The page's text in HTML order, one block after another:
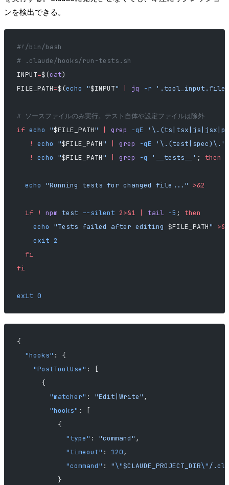
ンを検出できる。
#!/bin/bash
# .claude/hooks/run-tests.sh
INPUT=$(cat)
FILE_PATH=$(echo "$INPUT" jq -r
# ソースファイルのみ実行。テスト自体や設定ファイルは除外
if echo "$FILE_PATH" grep -qE
   !
echo "$FILE_PATH" grep -qE '\.(test|spec)\.'
   !
echo "$FILE_PATH" grep -q '__tests__' ; then
  echo
"Running tests for changed file..." >&2
  if
! npm test --silent 2>&1 tail -5 ; then
    echo
"Tests failed after editing $FILE_PATH"
>&2
    exit
2
  fi
fi
exit 0
{
  "hooks"
: {
    "PostToolUse"
: [
      {
        "matcher"
: "Edit|Write" ,
        "hooks"
: [
          {
            "type"
: "command" ,
            "timeout"
: 120,
            "command"
: "\"$CLAUDE_PROJECT_DIR\"/
          }